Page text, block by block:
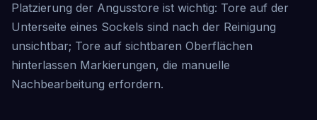
Platzierung der Angusstore ist wichtig: Tore auf der
Unterseite eines Sockels sind nach der Reinigung
unsichtbar; Tore auf sichtbaren Oberflächen
hinterlassen Markierungen, die manuelle
Nachbearbeitung erfordern.